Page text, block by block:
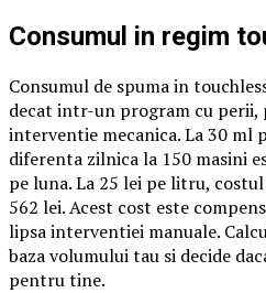
Consumul in regim
Consumul de spuma in
decat intr-un program cu perii,
interventie mecanica. La 30 ml
diferenta zilnica la 150 masini
pe luna. La 25 lei pe litru,
562 lei. Acest cost este
lipsa interventiei manuale.
baza volumului tau si decide
pentru tine.